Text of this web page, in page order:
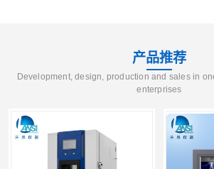
产品推荐
Development, design, production and sales in
enterprises